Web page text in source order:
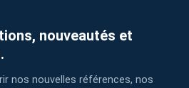
nouveautés et
nos nouvelles références, nos